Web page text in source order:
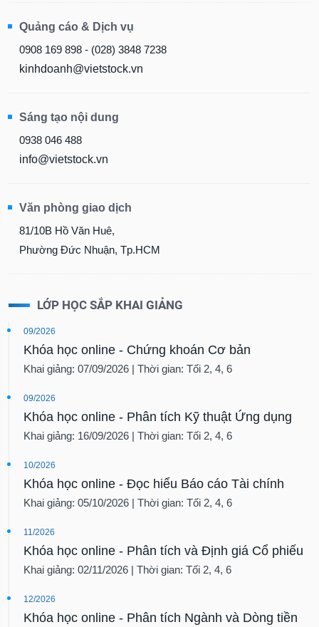
Quảng cáo & Dịch vụ
0908 169 898 - (028) 3848 7238
kinhdoanh@vietstock.vn
Sáng tạo nội dung
0938 046 488
info@vietstock.vn
Văn phòng giao dịch
81/10B Hồ Văn Huê,
Phường Đức Nhuận, Tp.HCM
LỚP HỌC SẮP KHAI GIẢNG
09/2026
Khóa học online - Chứng khoán Cơ bản
Khai giảng: 07/09/2026 | Thời gian: Tối 2, 4, 6
09/2026
Khóa học online - Phân tích Kỹ thuật Ứng dụng
Khai giảng: 16/09/2026 | Thời gian: Tối 2, 4, 6
10/2026
Khóa học online - Đọc hiểu Báo cáo Tài chính
Khai giảng: 05/10/2026 | Thời gian: Tối 2, 4, 6
11/2026
Khóa học online - Phân tích và Định giá Cổ phiếu
Khai giảng: 02/11/2026 | Thời gian: Tối 2, 4, 6
12/2026
Khóa học online - Phân tích Ngành và Dòng tiền